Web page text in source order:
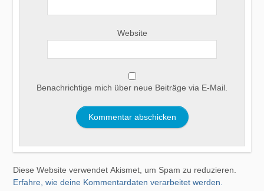
Website
Benachrichtige mich über neue Beiträge via E-Mail.
Diese Website verwendet Akismet, um Spam zu reduzieren.
Erfahre, wie deine Kommentardaten verarbeitet werden.